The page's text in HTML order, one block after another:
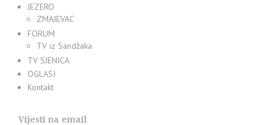
JEZERO
ZMAJEVAC
FORUM
TV iz Sandžaka
TV SJENICA
OGLASI
Kontakt
Vijesti na email